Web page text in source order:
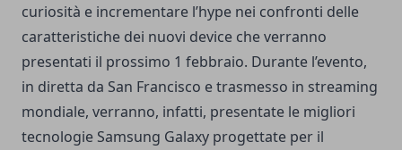
curiosità e incrementare l’hype nei confronti delle
caratteristiche dei nuovi device che verranno
presentati il prossimo 1 febbraio. Durante l’evento,
in diretta da San Francisco e trasmesso in streaming
mondiale, verranno, infatti, presentate le migliori
tecnologie Samsung Galaxy progettate per il